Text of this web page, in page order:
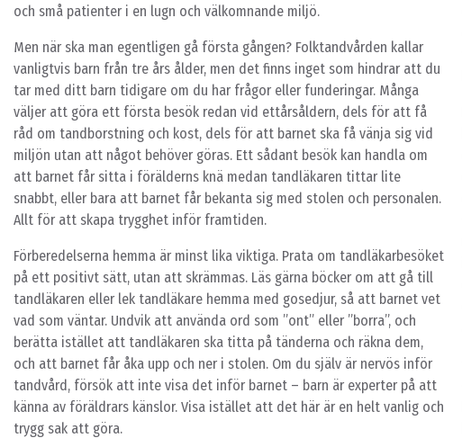
och små patienter i en lugn och välkomnande miljö.
Men när ska man egentligen gå första gången? Folktandvården kallar
vanligtvis barn från tre års ålder, men det finns inget som hindrar att du
tar med ditt barn tidigare om du har frågor eller funderingar. Många
väljer att göra ett första besök redan vid ettårsåldern, dels för att få
råd om tandborstning och kost, dels för att barnet ska få vänja sig vid
miljön utan att något behöver göras. Ett sådant besök kan handla om
att barnet får sitta i förälderns knä medan tandläkaren tittar lite
snabbt, eller bara att barnet får bekanta sig med stolen och personalen.
Allt för att skapa trygghet inför framtiden.
Förberedelserna hemma är minst lika viktiga. Prata om tandläkarbesöket
på ett positivt sätt, utan att skrämmas. Läs gärna böcker om att gå till
tandläkaren eller lek tandläkare hemma med gosedjur, så att barnet vet
vad som väntar. Undvik att använda ord som ”ont” eller ”borra”, och
berätta istället att tandläkaren ska titta på tänderna och räkna dem,
och att barnet får åka upp och ner i stolen. Om du själv är nervös inför
tandvård, försök att inte visa det inför barnet – barn är experter på att
känna av föräldrars känslor. Visa istället att det här är en helt vanlig och
trygg sak att göra.